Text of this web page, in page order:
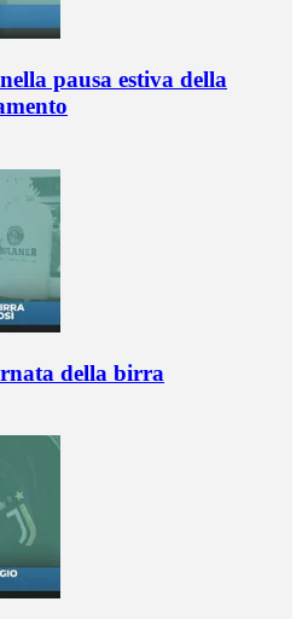
pausa estiva della
della birra